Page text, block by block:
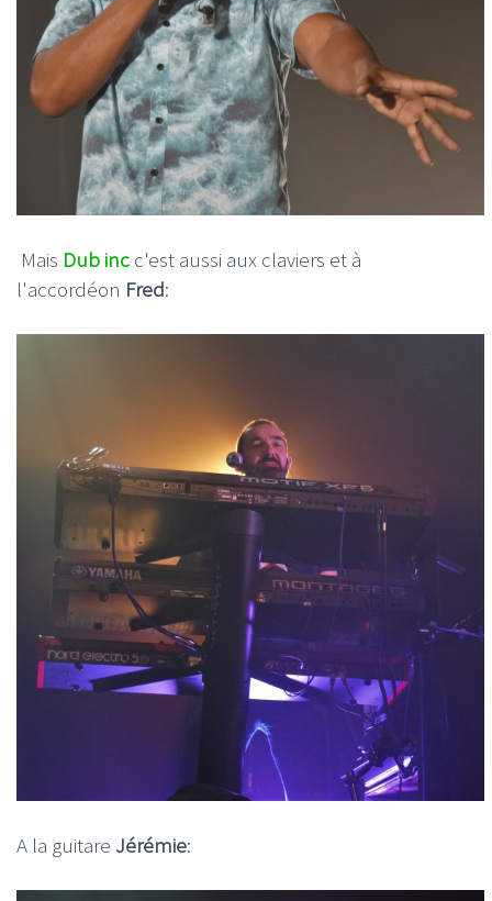
Mais Dub inc c'est aussi aux claviers et à
l'accordéon Fred:
A la guitare Jérémie: